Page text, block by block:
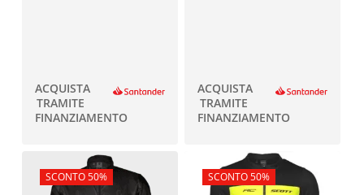
ACQUISTA
TRAMITE
FINANZIAMENTO
ACQUISTA
TRAMITE
FINANZIAMENTO
In offerta!
SCONTO 50% In offerta!
SCONTO 50%